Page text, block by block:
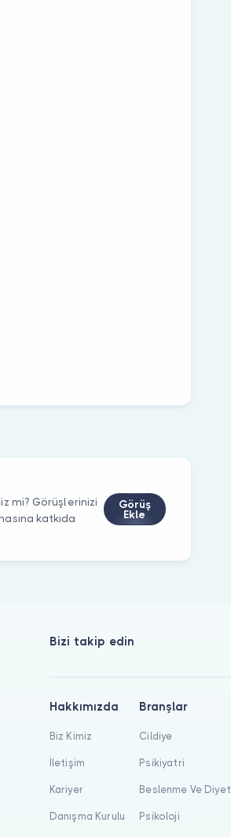
mi? Görüşlerinizi
katkıda
Görüş
Ekle
Bizi takip edin
Hakkımızda
Biz Kimiz
İletişim
Kariyer
Danışma Kurulu
Branşlar
Cildiye
Psikiyatri
Beslenme Ve Diyet
Psikoloji